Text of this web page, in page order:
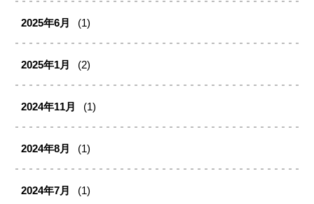
2025年6月 (1)
2025年1月 (2)
2024年11月 (1)
2024年8月 (1)
2024年7月 (1)